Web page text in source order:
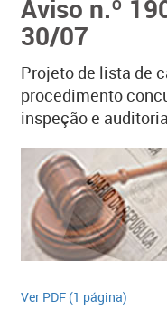
Aviso n.º
30/07
Projeto de lista de
procedimento
inspeção e
Ver PDF (1 página)​